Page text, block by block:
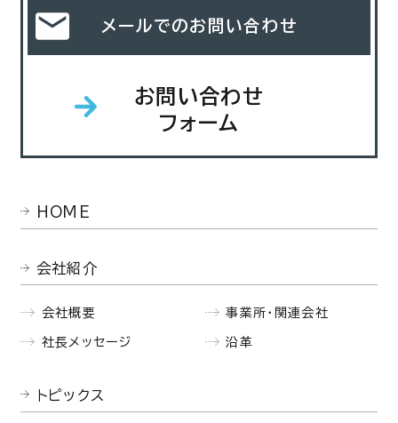
メールでのお問い合わせ
お問い合わせ
フォーム
HOME
会社紹介
会社概要
社長メッセージ
事業所・関連会社
沿革
トピックス